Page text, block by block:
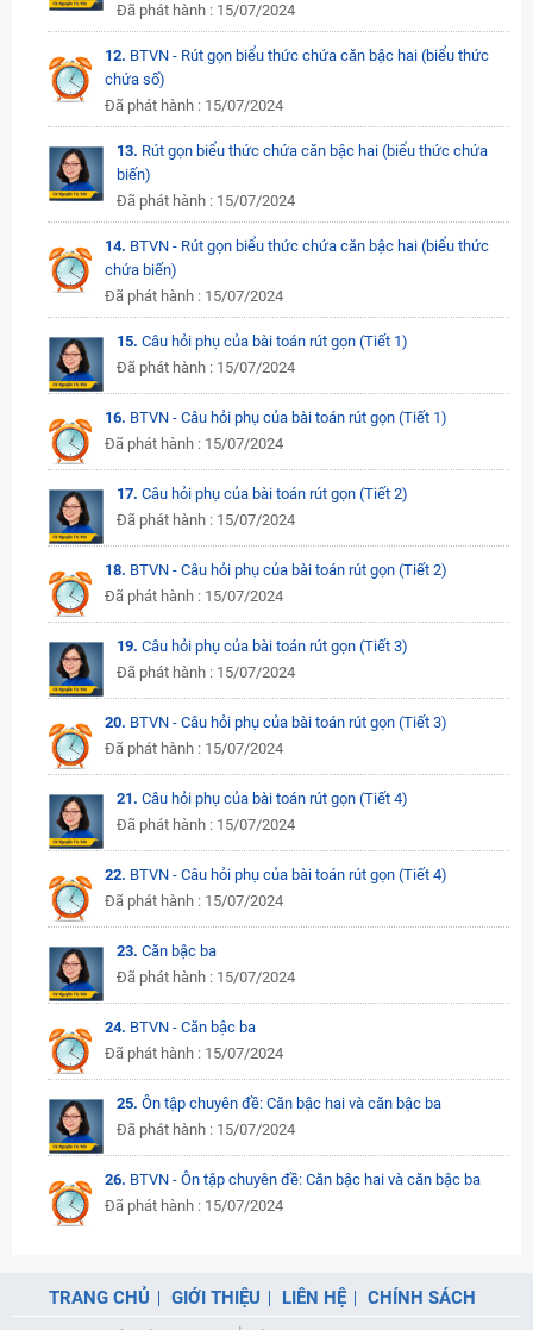
Đã phát hành : 15/07/2024
12. BTVN - Rút gọn biểu thức chứa căn bậc hai (biểu thức
chứa số)
Đã phát hành : 15/07/2024
13. Rút gọn biểu thức chứa căn bậc hai (biểu thức chứa
biến)
Đã phát hành : 15/07/2024
14. BTVN - Rút gọn biểu thức chứa căn bậc hai (biểu thức
chứa biến)
Đã phát hành : 15/07/2024
15. Câu hỏi phụ của bài toán rút gọn (Tiết 1)
Đã phát hành : 15/07/2024
16. BTVN - Câu hỏi phụ của bài toán rút gọn (Tiết 1)
Đã phát hành : 15/07/2024
17. Câu hỏi phụ của bài toán rút gọn (Tiết 2)
Đã phát hành : 15/07/2024
18. BTVN - Câu hỏi phụ của bài toán rút gọn (Tiết 2)
Đã phát hành : 15/07/2024
19. Câu hỏi phụ của bài toán rút gọn (Tiết 3)
Đã phát hành : 15/07/2024
20. BTVN - Câu hỏi phụ của bài toán rút gọn (Tiết 3)
Đã phát hành : 15/07/2024
21. Câu hỏi phụ của bài toán rút gọn (Tiết 4)
Đã phát hành : 15/07/2024
22. BTVN - Câu hỏi phụ của bài toán rút gọn (Tiết 4)
Đã phát hành : 15/07/2024
23. Căn bậc ba
Đã phát hành : 15/07/2024
24. BTVN - Căn bậc ba
Đã phát hành : 15/07/2024
25. Ôn tập chuyên đề: Căn bậc hai và căn bậc ba
Đã phát hành : 15/07/2024
26. BTVN - Ôn tập chuyên đề: Căn bậc hai và căn bậc ba
Đã phát hành : 15/07/2024
TRANG CHỦ GIỚI THIỆU LIÊN HỆ CHÍNH SÁCH